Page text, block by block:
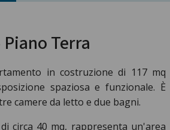
Terra
in costruzione di 117 mq
spaziosa e funzionale. È
camere da letto e due bagni.
circa 40 mq, rappresenta un'area